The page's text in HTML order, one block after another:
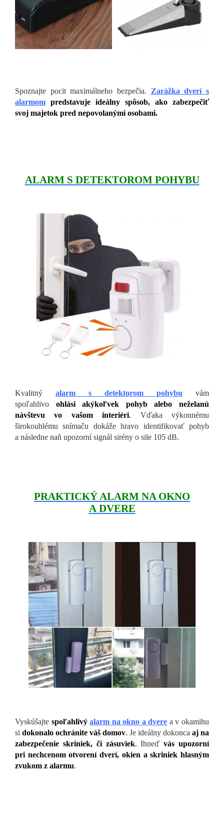
Spoznajte pocit maximálneho bezpečia. Zarážka dverí s
alarmom predstavuje ideálny spôsob, ako zabezpečiť
svoj majetok pred nepovolanými osobami.
ALARM S DETEKTOROM POHYBU
Kvalitný alarm s detektorom pohybu vám
spoľahlivo ohlási akýkoľvek pohyb alebo neželanú
návštevu vo vašom interiéri. Vďaka výkonnému
širokouhlému snímaču dokáže hravo identifikovať pohyb
a následne naň upozorní signál sirény o sile 105 dB.
PRAKTICKÝ ALARM NA OKNO
A DVERE
Vyskúšajte spoľahlivý alarm na okno a dvere a v okamihu
si dokonalo ochránite váš domov. Je ideálny dokonca aj na
zabezpečenie skriniek, či zásuviek.Ihneďvás upozorní
pri nechcenom otvorení dverí, okien a skriniek hlasným
zvukom z alarmu.